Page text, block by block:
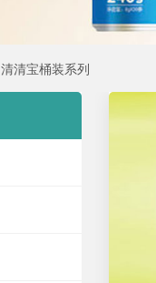
清清宝桶装系列